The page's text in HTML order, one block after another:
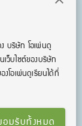
โอ้
บริษัท โอเพ่นดู
ว็บไซต์ของบริษัท
อเพ่นดูเรียนได้ที่
มรับทั้งหมด